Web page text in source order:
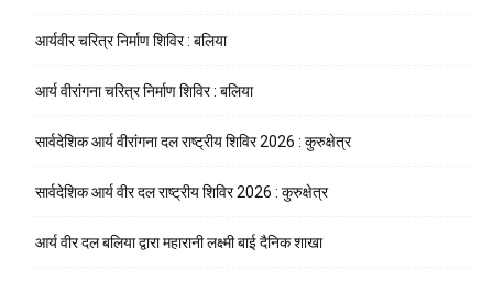
आर्यवीर चरित्र निर्माण शिविर : बलिया
आर्य वीरांगना चरित्र निर्माण शिविर : बलिया
सार्वदेशिक आर्य वीरांगना दल राष्ट्रीय शिविर 2026 : कुरुक्षेत्र
सार्वदेशिक आर्य वीर दल राष्ट्रीय शिविर 2026 : कुरुक्षेत्र
आर्य वीर दल बलिया द्वारा महारानी लक्ष्मी बाई दैनिक शाखा